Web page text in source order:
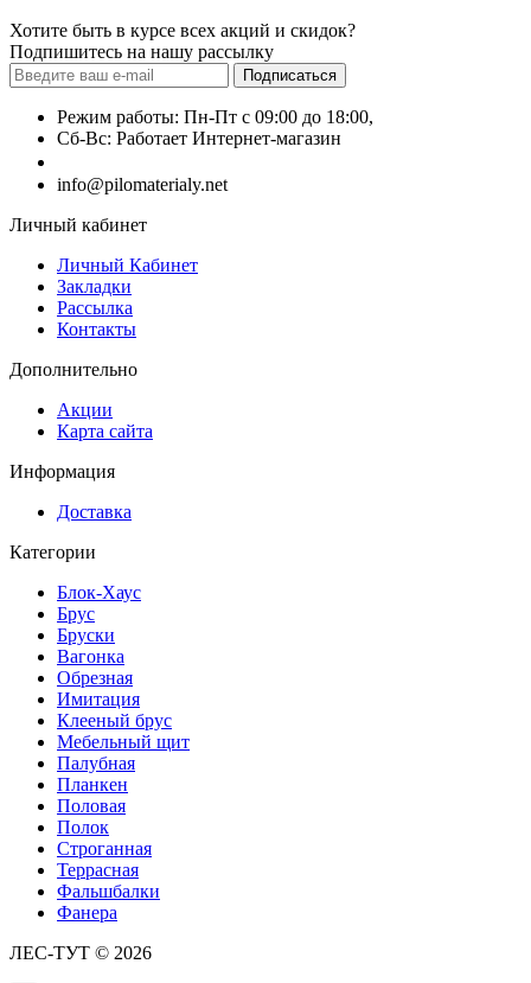
Хотите быть в курсе всех акций и скидок?
Подпишитесь на нашу рассылку
Подписаться
Режим работы: Пн-Пт с 09:00 до 18:00,
Сб-Вс: Работает Интернет-магазин
info@pilomaterialy.net
Личный кабинет
Личный Кабинет
Закладки
Рассылка
Контакты
Дополнительно
Акции
Карта сайта
Информация
Доставка
Категории
Блок-Хаус
Брус
Бруски
Вагонка
Обрезная
Имитация
Клееный брус
Мебельный щит
Палубная
Планкен
Половая
Полок
Строганная
Террасная
Фальшбалки
Фанера
ЛЕС-ТУТ © 2026